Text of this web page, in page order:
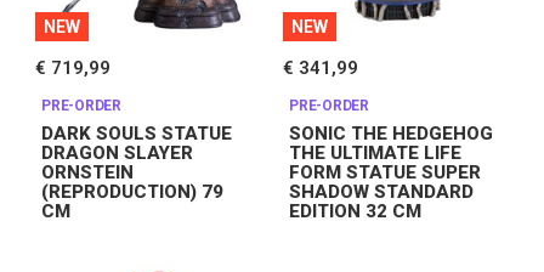
NEW
DARK SOULS STATUE
DRAGON SLAYER
ORNSTEIN
(REPRODUCTION) 79
CM
€ 719,99
PRE-ORDER
NEW
SONIC THE HEDGEHOG
THE ULTIMATE LIFE
FORM STATUE SUPER
SHADOW STANDARD
EDITION 32 CM
€ 341,99
PRE-ORDER